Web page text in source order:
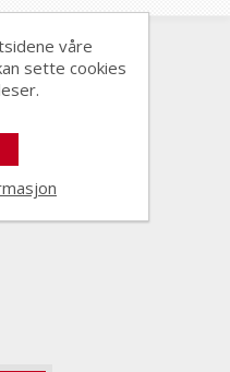
våre
sette cookies